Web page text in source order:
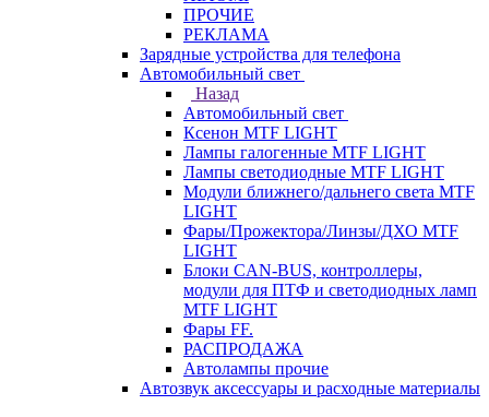
ПРОЧИЕ
РЕКЛАМА
Зарядные устройства для телефона
Автомобильный свет
Назад
Автомобильный свет
Ксенон MTF LIGHT
Лампы галогенные MTF LIGHT
Лампы светодиодные MTF LIGHT
Модули ближнего/дальнего света MTF
LIGHT
Фары/Прожектора/Линзы/ДХО MTF
LIGHT
Блоки CAN-BUS, контроллеры,
модули для ПТФ и светодиодных ламп
MTF LIGHT
Фары FF.
РАСПРОДАЖА
Автолампы прочие
Автозвук аксессуары и расходные материалы